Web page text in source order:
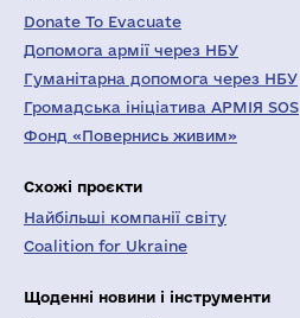
Donate To Evacuate
Допомога армії через НБУ
Гуманітарна допомога через НБУ
Громадська ініціатива АРМІЯ SOS
Фонд «Повернись живим»
Схожі проєкти
Найбільші компанії світу
Coalition for Ukraine
Щоденні новини і інструменти